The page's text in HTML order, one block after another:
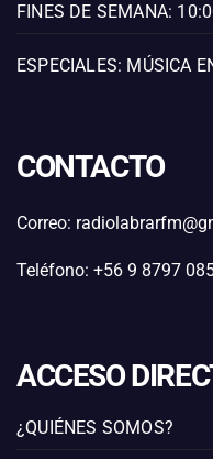
FINES DE SEMANA:
ESPECIALES: MÚSICA
CONTACTO
Correo:
Teléfono: +56 9 8797
ACCESO
¿QUIÉNES SOMOS?